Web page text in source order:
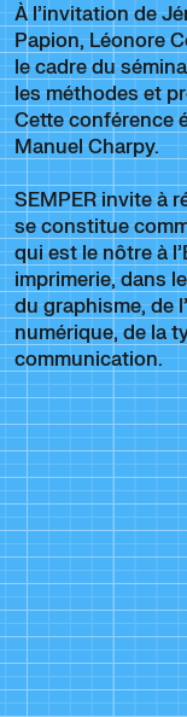
À l’invitation de
Papion, Léonore
le cadre du
les méthodes et
Cette conférence
Manuel Charpy.
SEMPER invite à
se constitue
qui est le nôtre à
imprimerie, dans
du graphisme, de
numérique, de la
communication.